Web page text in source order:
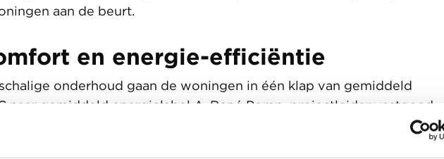
aan de beurt.
en energie-efficiëntie
onderhoud gaan de woningen in één klap van gemiddeld
naar gemiddeld energielabel A. René Pomp, projectleider vastgoed
“Met woningverbetering geven we vorm aan duurzaamheid, de
en de eisen waaraan we in 2030 moeten voldoen. Maar we zorgen